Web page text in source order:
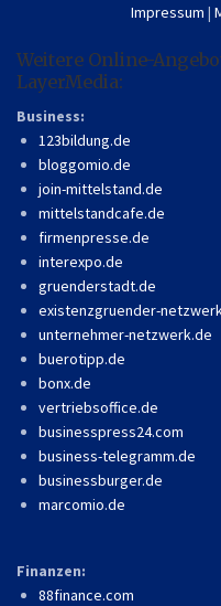
Impressum |
Weitere Online-
LayerMedia:
Business:
123bildung.de
bloggomio.de
join-mittelstand.de
mittelstandcafe.de
firmenpresse.de
interexpo.de
gruenderstadt.de
existenzgruender-
unternehmer-netzwerk.de
buerotipp.de
bonx.de
vertriebsoffice.de
businesspress24.com
business-telegramm.de
businessburger.de
marcomio.de
Finanzen:
88finance.com